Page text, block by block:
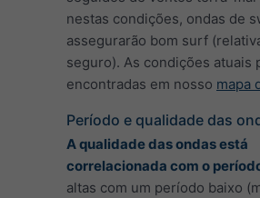
nestas condições, ondas de
assegurarão bom surf
seguro). As condições atuais
encontradas em nosso mapa
Período e qualidade das
A qualidade das ondas está
correlacionada com o
altas com um período baixo